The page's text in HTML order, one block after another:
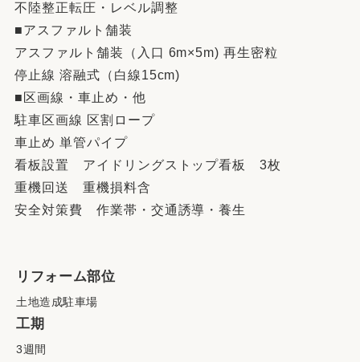
不陸整正転圧・レベル調整
■アスファルト舗装
アスファルト舗装（入口 6m×5m) 再生密粒
停止線 溶融式（白線15cm)
■区画線・車止め・他
駐車区画線 区割ロープ
車止め 単管パイプ
看板設置 アイドリングストップ看板 3枚
重機回送 重機損料含
安全対策費 作業帯・交通誘導・養生
リフォーム部位
土地造成駐車場
工期
3週間